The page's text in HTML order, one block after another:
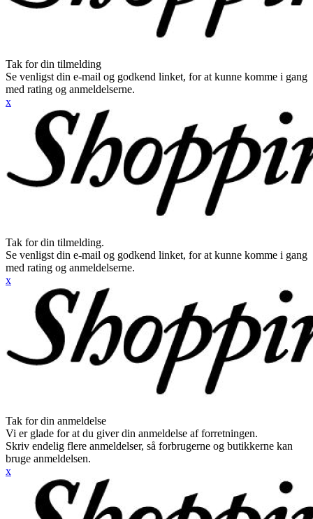
Tak for din tilmelding
Se venligst din e-mail og godkend linket, for at kunne komme i gang
med rating og anmeldelserne.
x
Tak for din tilmelding.
Se venligst din e-mail og godkend linket, for at kunne komme i gang
med rating og anmeldelserne.
x
Tak for din anmeldelse
Vi er glade for at du giver din anmeldelse af forretningen.
Skriv endelig flere anmeldelser, så forbrugerne og butikkerne kan
bruge anmeldelsen.
x